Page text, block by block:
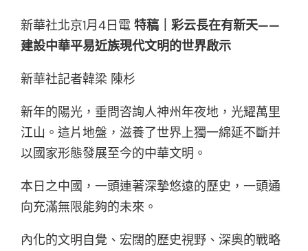
新華社北京1月4日電特稿｜彩云長在有新天——
建設中華平易近族現代文明的世界啟示
新華社記者韓梁 陳杉
新年的陽光，垂問咨詢人神州年夜地，光耀萬里
江山。這片地盤，滋養了世界上獨一綿延不斷并
以國家形態發展至今的中華文明。
本日之中國，一頭連著深摯悠遠的歷史，一頭通
向充滿無限能夠的未來。
內化的文明自覺、宏闊的歷史視野、深奧的戰略